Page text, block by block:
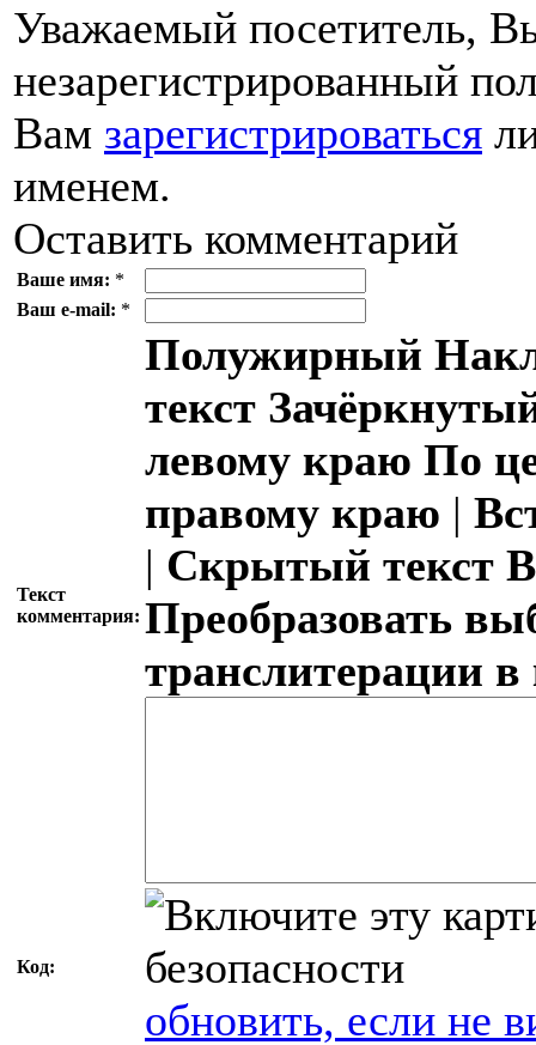
Уважаемый посетитель,
незарегистрированный
Вам зарегистрироваться
именем.
Оставить комментарий
Ваше имя: *
Ваш e-mail: *
Текст
комментария:
Полужирный
текст
левому краю По
правому краю |
| Скрытый текст
Преобразовать
транслитерации
Код:
обновить, если не